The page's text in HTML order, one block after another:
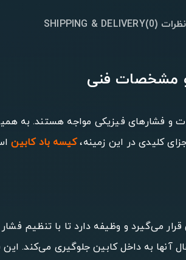
نظرات (0) SHIPPING & DELIVERY
و فشارهای فیزیکی مواجه هستند. به
کلیدی در این زمینه،کیسه باد کابین
می‌گیرد و وظیفه دارد تا با تنظیم
آنها به داخل کابین جلوگیری می‌کند.